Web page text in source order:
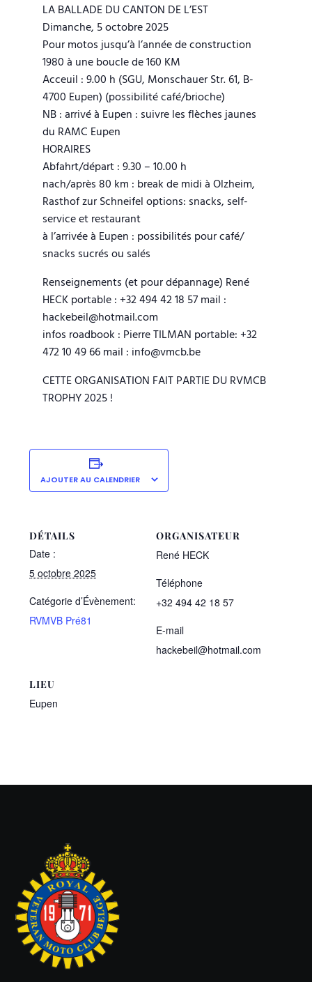
LA BALLADE DU CANTON DE L’EST
Dimanche, 5 octobre 2025
Pour motos jusqu’à l’année de construction
1980 à une boucle de 160 KM
Acceuil : 9.00 h (SGU, Monschauer Str. 61, B-
4700 Eupen) (possibilité café/brioche)
NB : arrivé à Eupen : suivre les flèches jaunes
du RAMC Eupen
HORAIRES
Abfahrt/départ : 9.30 – 10.00 h
nach/après 80 km : break de midi à Olzheim,
Rasthof zur Schneifel options: snacks, self-
service et restaurant
à l’arrivée à Eupen : possibilités pour café/
snacks sucrés ou salés
Renseignements (et pour dépannage) René
HECK portable : +32 494 42 18 57 mail :
hackebeil@hotmail.com
infos roadbook : Pierre TILMAN portable: +32
472 10 49 66 mail : info@vmcb.be
CETTE ORGANISATION FAIT PARTIE DU RVMCB
TROPHY 2025 !
AJOUTER AU CALENDRIER
DÉTAILS
Date :
5 octobre 2025
Catégorie d’Évènement:
RVMVB Pré81
LIEU
Eupen
ORGANISATEUR
René HECK
Téléphone
+32 494 42 18 57
E-mail
hackebeil@hotmail.com